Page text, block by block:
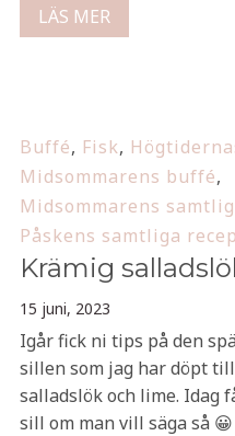
LÄS MER
Buffé, Fisk,
Midsommarens buffé,
Midsommarens
Påskens samtliga
Krämig
15 juni, 2023
Igår fick ni tips på den
sillen som jag har döpt
salladslök och lime. Idag
sill om man vill säga så